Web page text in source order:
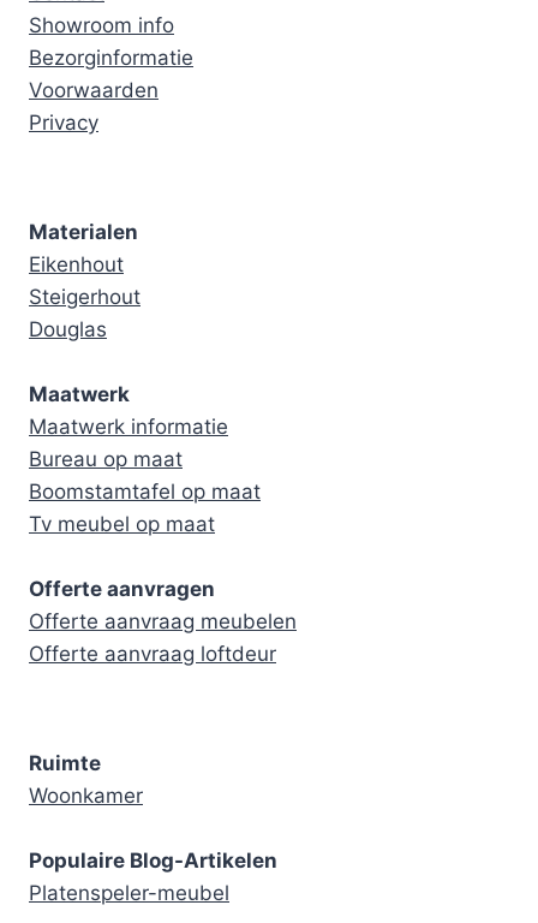
Showroom info
Bezorginformatie
Voorwaarden
Privacy
Materialen
Eikenhout
Steigerhout
Douglas
Maatwerk
Maatwerk informatie
Bureau op maat
Boomstamtafel op maat
Tv meubel op maat
Offerte aanvragen
Offerte aanvraag meubelen
Offerte aanvraag loftdeur
Ruimte
Woonkamer
Populaire Blog-Artikelen
Platenspeler-meubel